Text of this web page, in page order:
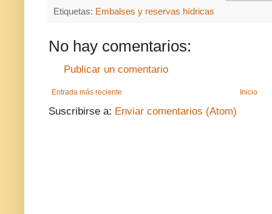
Etiquetas: Embalses y reservas hídricas
No hay comentarios:
Publicar un comentario
Entrada más reciente Inicio
Suscribirse a: Enviar comentarios (Atom)